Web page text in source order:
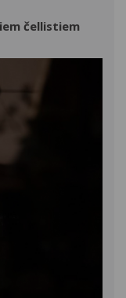
čellistiem